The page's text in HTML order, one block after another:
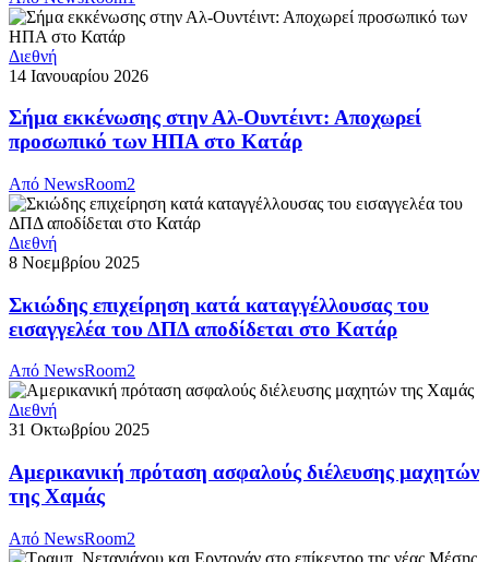
Διεθνή
14 Ιανουαρίου 2026
Σήμα εκκένωσης στην Αλ-Ουντέιντ: Αποχωρεί
προσωπικό των ΗΠΑ στο Κατάρ
Από NewsRoom2
Διεθνή
8 Νοεμβρίου 2025
Σκιώδης επιχείρηση κατά καταγγέλλουσας του
εισαγγελέα του ΔΠΔ αποδίδεται στο Κατάρ
Από NewsRoom2
Διεθνή
31 Οκτωβρίου 2025
Αμερικανική πρόταση ασφαλούς διέλευσης μαχητών
της Χαμάς
Από NewsRoom2